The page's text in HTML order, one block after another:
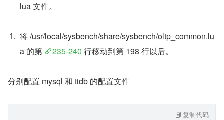
lua 文件。
将 /usr/local/sysbench/share/sysbench/oltp_common.lu
a 的第
235-240 行移动到第 198 行以后。
分别配置 mysql 和 tidb 的配置文件
复制代码